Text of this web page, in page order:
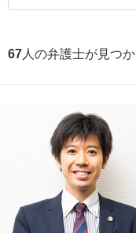
67 人の弁護士が見つ